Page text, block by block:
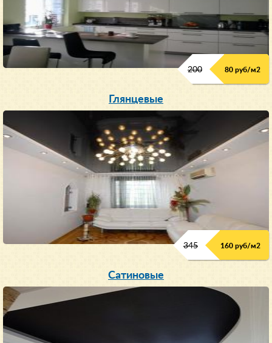
200 80 руб/м2
Глянцевые
345 160 руб/м2
Сатиновые